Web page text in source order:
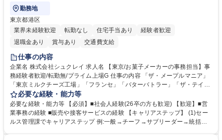
勤務地
東京都港区
業界未経験歓迎
転勤なし 住宅手当あり
経験者歓迎
退職金あり
賞与あり 交通費支給
仕事の内容
企業名 株式会社シュクレイ 求人名 【東京/お菓子メーカーの事務担当】事
務経験者歓迎/転勤無/プライム上場G 仕事の内容 「ザ・メープルマニア」
「東京ミルクチーズ工場」「フランセ」「バターバトラー」「ザ・テイラ
ー」「DROOLY」等のブランドを多数展開する当社にて、オリジナル菓子
ブランド商品の事務業務をお任せいたします。 【具体的な業務内容】 ■店
舗からの発注受付/PC入力業務 ■受電対応(社内/社外) ■商品のマスター登
録 ■日々の売上抽出・報告 ■提携企業への書類送付業務 ■契約書管理業務
必要な経験・能力等
必要な経験・能力等 【必須】■社会人経験(26卒の方も歓迎) 【歓迎】■営
業事務の経験 ■販売や接客サービスの経験 【キャリアステップ】 (1)セー
ルス管理課でキャリアステップ 例:一般→チーフ→サブリーダー→統括リ